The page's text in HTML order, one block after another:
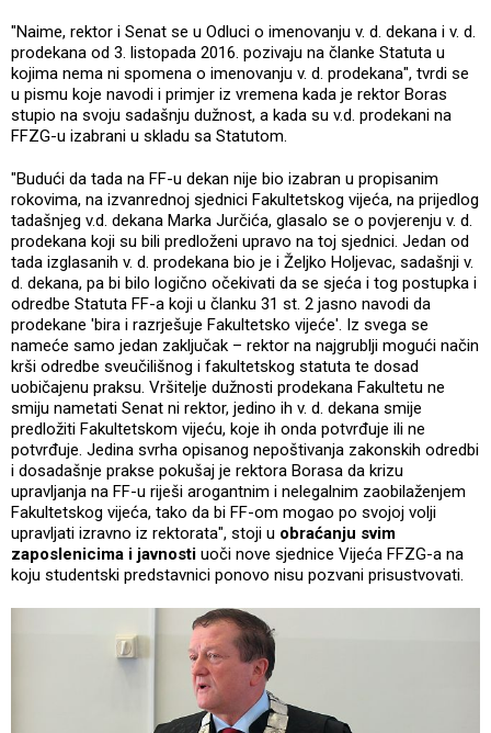
"Naime, rektor i Senat se u Odluci o imenovanju v. d. dekana i v. d.
prodekana od 3. listopada 2016. pozivaju na članke Statuta u
kojima nema ni spomena o imenovanju v. d. prodekana", tvrdi se
u pismu koje navodi i primjer iz vremena kada je rektor Boras
stupio na svoju sadašnju dužnost, a kada su v.d. prodekani na
FFZG-u izabrani u skladu sa Statutom.
"Budući da tada na FF-u dekan nije bio izabran u propisanim
rokovima, na izvanrednoj sjednici Fakultetskog vijeća, na prijedlog
tadašnjeg v.d. dekana Marka Jurčića, glasalo se o povjerenju v. d.
prodekana koji su bili predloženi upravo na toj sjednici. Jedan od
tada izglasanih v. d. prodekana bio je i Željko Holjevac, sadašnji v.
d. dekana, pa bi bilo logično očekivati da se sjeća i tog postupka i
odredbe Statuta FF-a koji u članku 31 st. 2 jasno navodi da
prodekane 'bira i razrješuje Fakultetsko vijeće'. Iz svega se
nameće samo jedan zaključak – rektor na najgrublji mogući način
krši odredbe sveučilišnog i fakultetskog statuta te dosad
uobičajenu praksu. Vršitelje dužnosti prodekana Fakultetu ne
smiju nametati Senat ni rektor, jedino ih v. d. dekana smije
predložiti Fakultetskom vijeću, koje ih onda potvrđuje ili ne
potvrđuje. Jedina svrha opisanog nepoštivanja zakonskih odredbi
i dosadašnje prakse pokušaj je rektora Borasa da krizu
upravljanja na FF-u riješi arogantnim i nelegalnim zaobilaženjem
Fakultetskog vijeća, tako da bi FF-om mogao po svojoj volji
upravljati izravno iz rektorata", stoji u obraćanju svim
zaposlenicima i javnosti uoči nove sjednice Vijeća FFZG-a na
koju studentski predstavnici ponovo nisu pozvani prisustvovati.